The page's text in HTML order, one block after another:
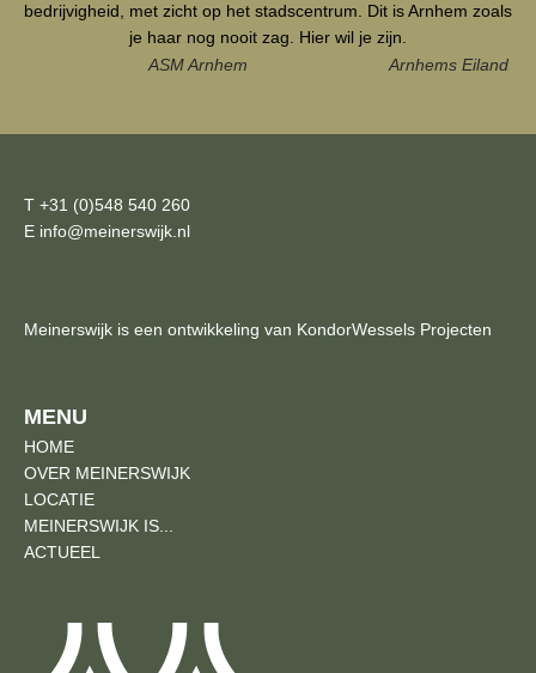
bedrijvigheid, met zicht op het stadscentrum. Dit is Arnhem zoals
je haar nog nooit zag. Hier wil je zijn.
ASM Arnhem
Arnhems Eiland
T +31 (0)548 540 260
E info@meinerswijk.nl
Meinerswijk is een ontwikkeling van KondorWessels Projecten
MENU
HOME
OVER MEINERSWIJK
LOCATIE
MEINERSWIJK IS...
ACTUEEL